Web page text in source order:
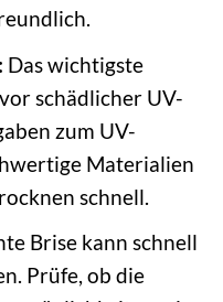
Das wichtigste
schädlicher UV-
zum UV-
Materialien
schnell.
Brise kann schnell
Prüfe, ob die